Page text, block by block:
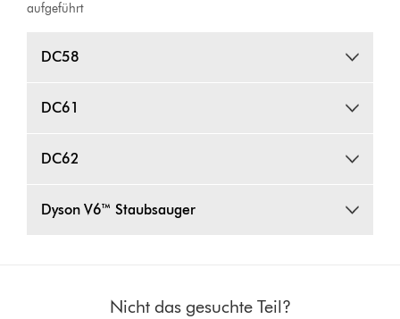
aufgeführt
DC58
DC61
DC62
Dyson V6™ Staubsauger
Nicht das gesuchte Teil?